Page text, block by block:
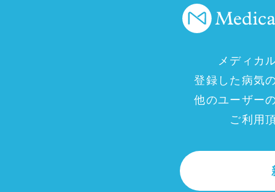
メディカ
登録した病気
他のユーザー
ご利用